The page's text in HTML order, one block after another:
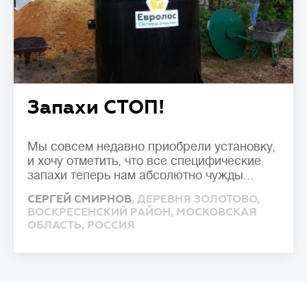
Запахи СТОП!
Мы совсем недавно приобрели установку,
и хочу отметить, что все специфические
запахи теперь нам абсолютно чужды...
СЕРГЕЙ СМИРНОВ, ДЕРЕВНЯ ЗОЛОТОВО,
ВОСКРЕСЕНСКИЙ РАЙОН, МОСКОВСКАЯ
ОБЛАСТЬ, РОССИЯ